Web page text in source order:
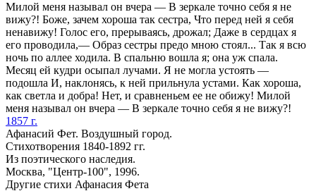
Милой меня называл он вчера — В зеркале точно себя я не
вижу?! Боже, зачем хороша так сестра, Что перед ней я себя
ненавижу! Голос его, прерываясь, дрожал; Даже в сердцах я
его проводила,— Образ сестры предо мною стоял... Так я всю
ночь по аллее ходила. В спальню вошла я; она уж спала.
Месяц ей кудри осыпал лучами. Я не могла устоять —
подошла И, наклонясь, к ней прильнула устами. Как хороша,
как светла и добра! Нет, и сравненьем ее не обижу! Милой
меня называл он вчера — В зеркале точно себя я не вижу?!
1857 г.
Афанасий Фет. Воздушный город.
Стихотворения 1840-1892 гг.
Из поэтического наследия.
Москва, "Центр-100", 1996.
Другие стихи Афанасия Фета